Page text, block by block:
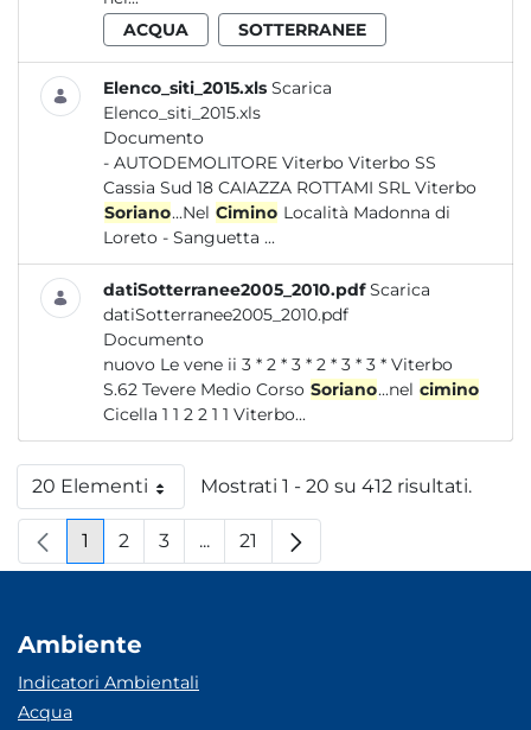
ACQUA
SOTTERRANEE
Elenco_siti_2015.xls Scarica
Elenco_siti_2015.xls
Documento
- AUTODEMOLITORE Viterbo Viterbo SS
Cassia Sud 18 CAIAZZA ROTTAMI SRL Viterbo
Soriano...Nel Cimino Località Madonna di
Loreto - Sanguetta ...
datiSotterranee2005_2010.pdf Scarica
datiSotterranee2005_2010.pdf
Documento
nuovo Le vene ii 3 * 2 * 3 * 2 * 3 * 3 * Viterbo
S.62 Tevere Medio Corso Soriano...nel cimino
Cicella 1 1 2 2 1 1 Viterbo...
20 ElementiPer pagina Mostrati 1 - 20 su 412 risultati.
Pagina
1 Pagina
2 Pagina
3 ...Pagine intermedie
Pagina
21
Ambiente
Indicatori Ambientali
Acqua